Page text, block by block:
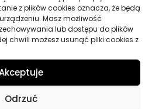
z plików cookies oznacza, że będą
Masz możliwość
lub dostępu do plików
chwili możesz usunąć pliki cookies z
Odrzuć